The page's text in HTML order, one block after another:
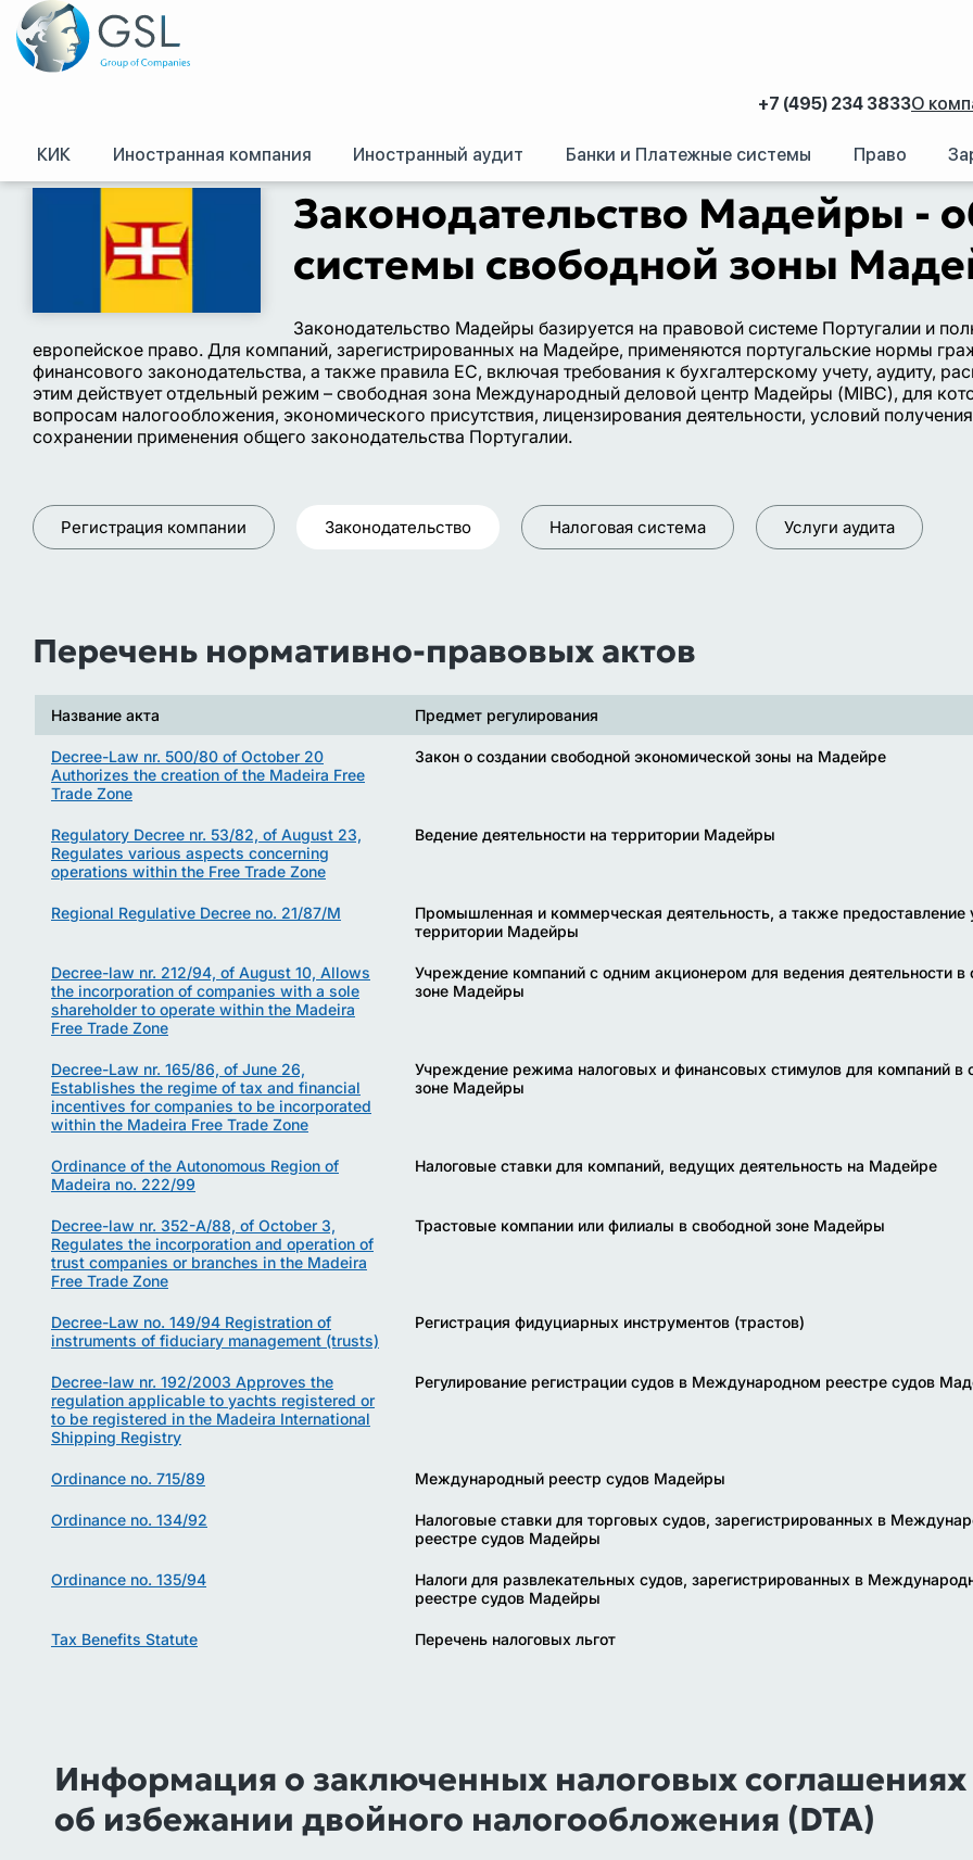
+7 (495) 234 3833О
КИК Иностранная компания Иностранный аудит Банки и Платежные системы Право
GSL/Оффшоры и международное право. Регистрация оффшорных компаний. Регистрация иностранных компаний за рубежом / Западная Европа
Законодательство Мадейры -
системы свободной зоны
Законодательство Мадейры базируется на правовой системе Португалии и
европейское право. Для компаний, зарегистрированных на Мадейре, применяются португальские нормы
финансового законодательства, а также правила ЕС, включая требования к бухгалтерскому учету, аудиту,
этим действует отдельный режим – свободная зона Международный деловой центр Мадейры (MIBC), для
вопросам налогообложения, экономического присутствия, лицензирования деятельности, условий
сохранении применения общего законодательства Португалии.
Регистрация компании Законодательство Налоговая система Услуги аудита
Перечень нормативно-правовых актов
Название акта Предмет регулирования
Decree-Law nr. 500/80 of October 20
Authorizes the creation of the Madeira Free
Trade Zone
Закон о создании свободной экономической зоны на Мадейре
Regulatory Decree nr. 53/82, of August 23,
Regulates various aspects concerning
operations within the Free Trade Zone
Ведение деятельности на территории Мадейры
Regional Regulative Decree no. 21/87/M
Промышленная и коммерческая деятельность, а также предоставление
территории Мадейры
Decree-law nr. 212/94, of August 10, Allows
the incorporation of companies with a sole
shareholder to operate within the Madeira
Free Trade Zone
Учреждение компаний с одним акционером для ведения деятельности в
зоне Мадейры
Decree-Law nr. 165/86, of June 26,
Establishes the regime of tax and financial
incentives for companies to be incorporated
within the Madeira Free Trade Zone
Учреждение режима налоговых и финансовых стимулов для компаний в
зоне Мадейры
Ordinance of the Autonomous Region of
Madeira no. 222/99
Налоговые ставки для компаний, ведущих деятельность на Мадейре
Decree-law nr. 352-A/88, of October 3,
Regulates the incorporation and operation of
trust companies or branches in the Madeira
Free Trade Zone
Трастовые компании или филиалы в свободной зоне Мадейры
Decree-Law no. 149/94 Registration of
instruments of fiduciary management (trusts)
Регистрация фидуциарных инструментов (трастов)
Decree-law nr. 192/2003 Approves the
regulation applicable to yachts registered or
to be registered in the Madeira International
Shipping Registry
Регулирование регистрации судов в Международном реестре судов
Ordinance no. 715/89 Международный реестр судов Мадейры
Ordinance no. 134/92
Налоговые ставки для торговых судов, зарегистрированных в
реестре судов Мадейры
Ordinance no. 135/94
Налоги для развлекательных судов, зарегистрированных в
реестре судов Мадейры
Tax Benefits Statute Перечень налоговых льгот
Информация о заключенных налоговых соглашениях
об избежании двойного налогообложения (DTA)